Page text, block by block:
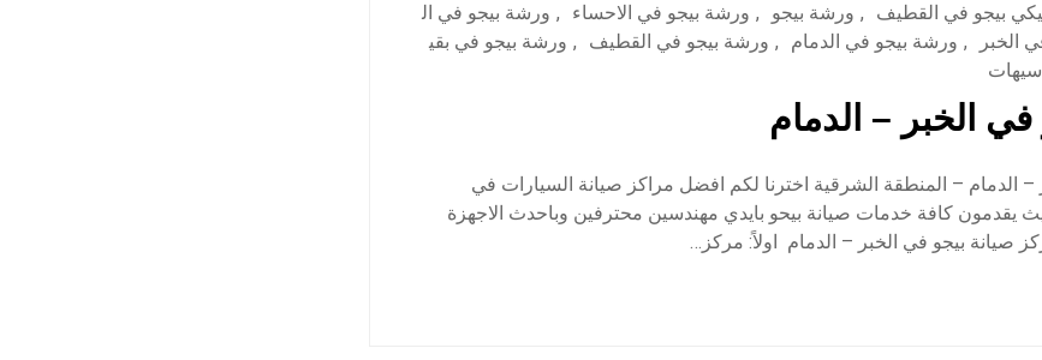
بيجو في القطيف , ورشة بيجو , ورشة بيجو في الاحساء , ورشة بيجو في ال
الخبر , ورشة بيجو في الدمام , ورشة بيجو في القطيف , ورشة بيجو في بقي
الخبر – الدمام
الدمام – المنطقة الشرقية اخترنا لكم افضل مراكز صيانة السيارات في
يقدمون كافة خدمات صيانة بيحو بايدي مهندسين محترفين وباحدث الاجهزة
صيانة بيجو في الخبر – الدمام اولاً: مركز…